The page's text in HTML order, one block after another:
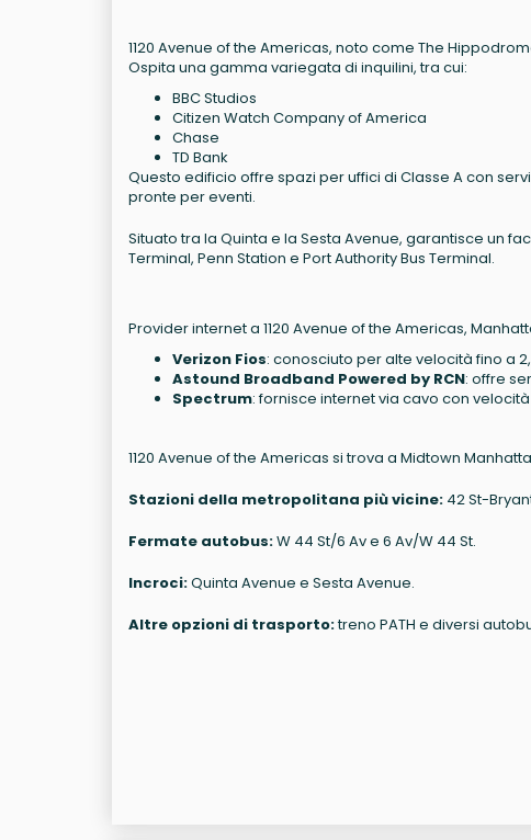
1120 Avenue of the Americas, noto come The
Ospita una gamma variegata di inquilini, tra cui:
BBC Studios
Citizen Watch Company of America
Chase
TD Bank
Questo edificio offre spazi per uffici di Classe A con
pronte per eventi.
Situato tra la Quinta e la Sesta Avenue, garantisce un
Terminal, Penn Station e Port Authority Bus Terminal.
Provider internet a 1120 Avenue of the Americas,
Verizon Fios: conosciuto per alte velocità fino a
Astound Broadband Powered by RCN: offre
Spectrum: fornisce internet via cavo con velocità
1120 Avenue of the Americas si trova a Midtown
Stazioni della metropolitana più vicine: 42 St-
Fermate autobus:W 44 St/6 Av e 6 Av/W 44 St.
Incroci:Quinta Avenue e Sesta Avenue.
Altre opzioni di trasporto:treno PATH e diversi